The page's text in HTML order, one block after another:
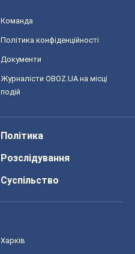
Команда
Політика конфіденційності
Документи
Журналісти OBOZ.UA на місці
подій
Політика
Розслідування
Суспільство
Харків